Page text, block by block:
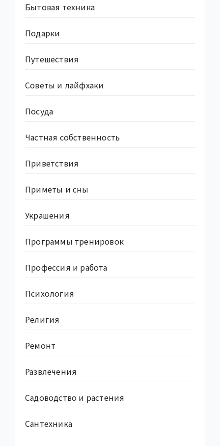
Бытовая техника
Подарки
Путешествия
Советы и лайфхаки
Посуда
Частная собственность
Приветствия
Приметы и сны
Украшения
Программы тренировок
Профессия и работа
Психология
Религия
Ремонт
Развлечения
Садоводство и растения
Сантехника